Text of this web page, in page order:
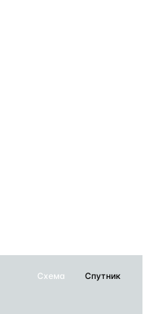
Схема Спутник